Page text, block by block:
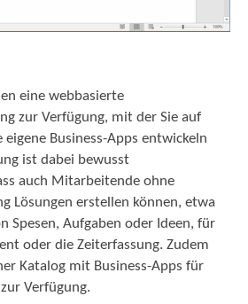
eine webbasierte
zur Verfügung, mit der Sie auf
eigene Business-Apps entwickeln
ist dabei bewusst
auch Mitarbeitende ohne
Lösungen erstellen können, etwa
Spesen, Aufgaben oder Ideen, für
oder die Zeiterfassung. Zudem
Katalog mit Business-Apps für
Verfügung.